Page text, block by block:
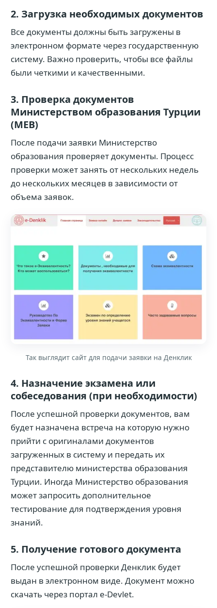
2. Загрузка необходимых документов
Все документы должны быть загружены в
электронном формате через государственную
систему. Важно проверить, чтобы все файлы
были четкими и качественными.
3. Проверка документов
Министерством образования Турции
(MEB)
После подачи заявки Министерство
образования проверяет документы. Процесс
проверки может занять от нескольких недель
до нескольких месяцев в зависимости от
объема заявок.
Так выглядит сайт для подачи заявки на Денклик
4. Назначение экзамена или
собеседования (при необходимости)
После успешной проверки документов, вам
будет назначена встреча на которую нужно
прийти с оригиналами документов
загруженных в систему и передать их
представителю министерства образования
Турции. Иногда Министерство образования
может запросить дополнительное
тестирование для подтверждения уровня
знаний.
5. Получение готового документа
После успешной проверки Денклик будет
выдан в электронном виде. Документ можно
скачать через портал e-Devlet.